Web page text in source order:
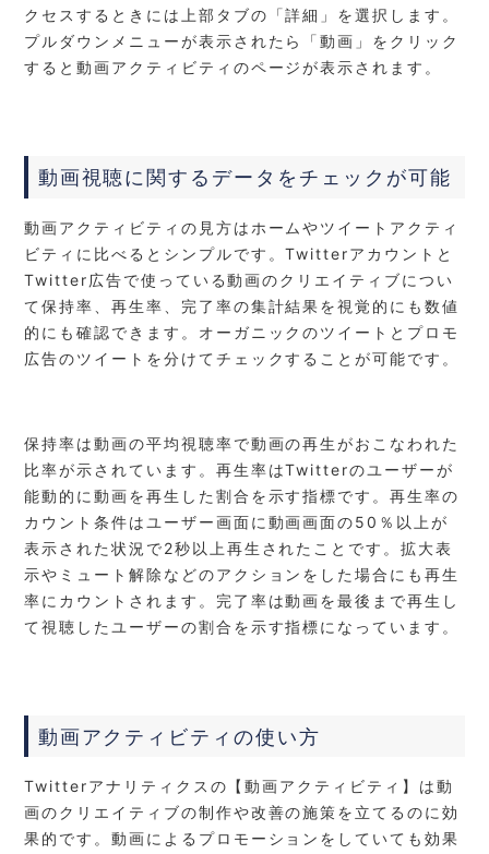
クセスするときには上部タブの「詳細」を選択します。
プルダウンメニューが表示されたら「動画」をクリック
すると動画アクティビティのページが表示されます。
動画視聴に関するデータをチェックが可能
動画アクティビティの見方はホームやツイートアクティ
ビティに比べるとシンプルです。Twitterアカウントと
Twitter広告で使っている動画のクリエイティブについ
て保持率、再生率、完了率の集計結果を視覚的にも数値
的にも確認できます。オーガニックのツイートとプロモ
広告のツイートを分けてチェックすることが可能です。
保持率は動画の平均視聴率で動画の再生がおこなわれた
比率が示されています。再生率はTwitterのユーザーが
能動的に動画を再生した割合を示す指標です。再生率の
カウント条件はユーザー画面に動画画面の50％以上が
表示された状況で2秒以上再生されたことです。拡大表
示やミュート解除などのアクションをした場合にも再生
率にカウントされます。完了率は動画を最後まで再生し
て視聴したユーザーの割合を示す指標になっています。
動画アクティビティの使い方
Twitterアナリティクスの【動画アクティビティ】は動
画のクリエイティブの制作や改善の施策を立てるのに効
果的です。動画によるプロモーションをしていても効果